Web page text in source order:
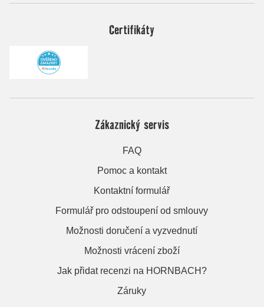
Certifikáty
Zákaznický servis
FAQ
Pomoc a kontakt
Kontaktní formulář
Formulář pro odstoupení od smlouvy
Možnosti doručení a vyzvednutí
Možnosti vrácení zboží
Jak přidat recenzi na HORNBACH?
Záruky